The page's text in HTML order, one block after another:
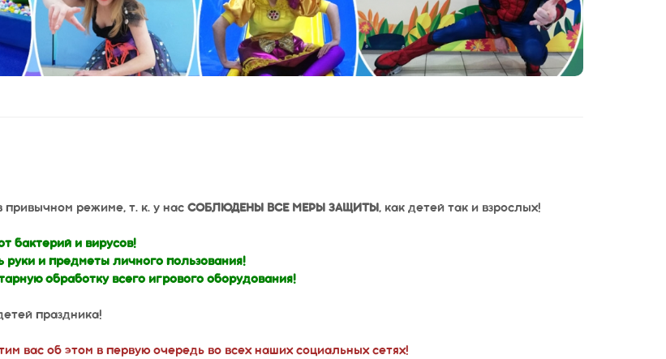
привычном режиме, т. к. у нас СОБЛЮДЕНЫ ВСЕ МЕРЫ ЗАЩИТЫ, как детей так и взрослых!
бактерий и вирусов!
и предметы личного пользования!
обработку всего игрового оборудования!
праздника!
вас об этом в первую очередь во всех наших социальных сетях!